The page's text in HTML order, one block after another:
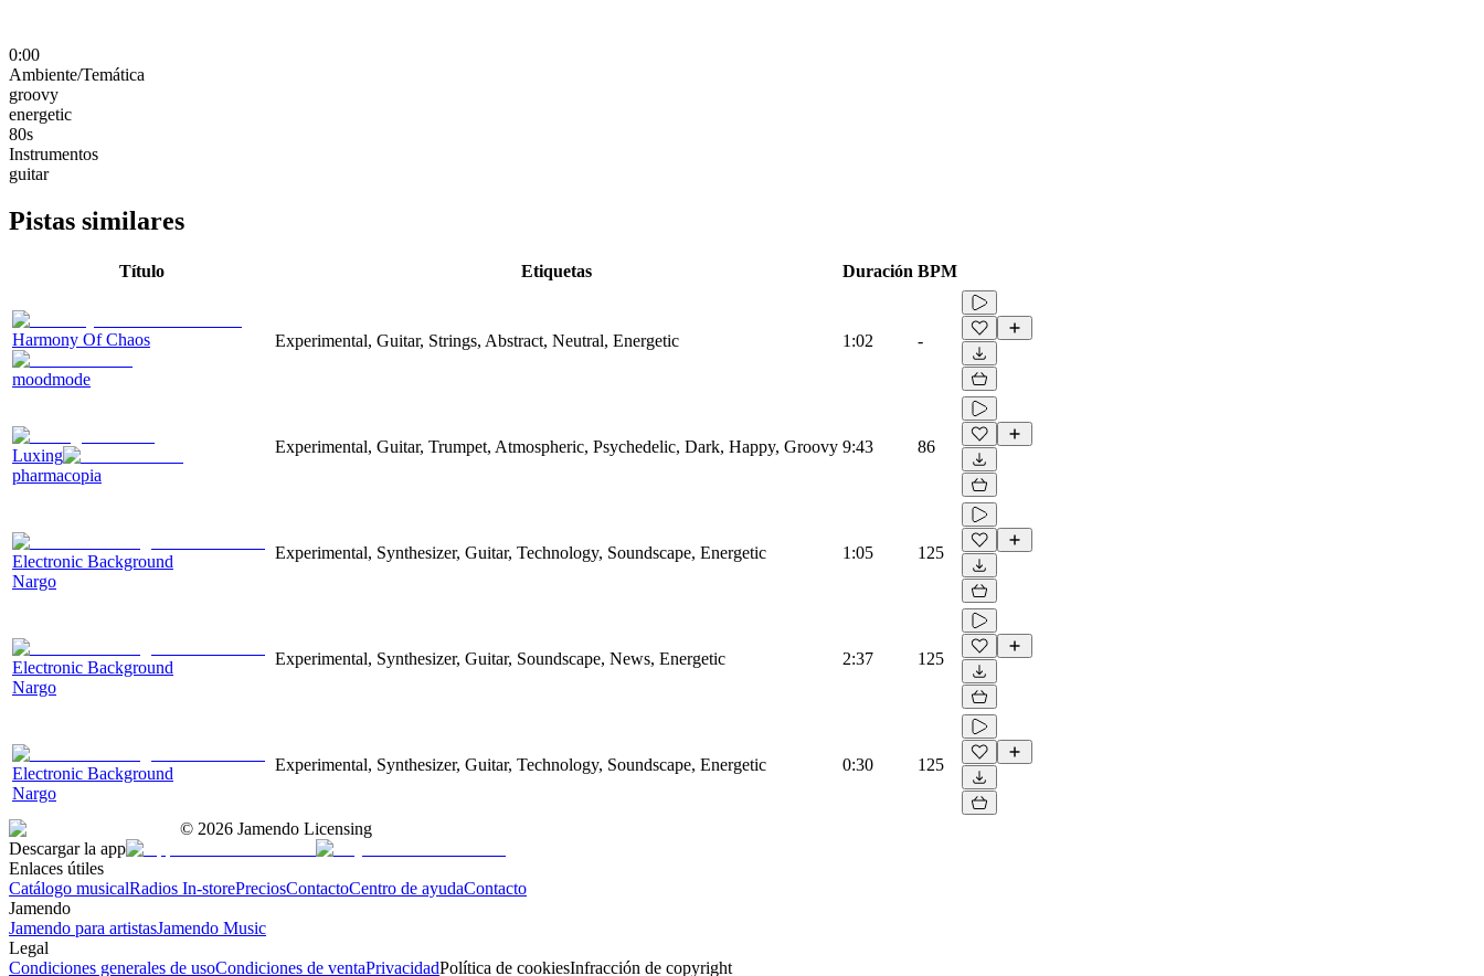
0:00
Ambiente/Temática
groovy
energetic
80s
Instrumentos
guitar
Pistas similares
Título Etiquetas Duración BPM
Harmony Of Chaos
moodmode
Experimental, Guitar, Strings, Abstract, Neutral, Energetic 1:02 -
Luxing
pharmacopia
Experimental, Guitar, Trumpet, Atmospheric, Psychedelic, Dark, Happy, Groovy 9:43 86
Electronic Background
Nargo
Experimental, Synthesizer, Guitar, Technology, Soundscape, Energetic 1:05 125
Electronic Background
Nargo
Experimental, Synthesizer, Guitar, Soundscape, News, Energetic 2:37 125
Electronic Background
Nargo
Experimental, Synthesizer, Guitar, Technology, Soundscape, Energetic 0:30 125
© 2026 Jamendo Licensing
Descargar la app
Enlaces útiles
Catálogo musicalRadios In-storePreciosContactoCentro de ayudaContacto
Jamendo
Jamendo para artistasJamendo Music
Legal
Condiciones generales de usoCondiciones de ventaPrivacidadPolítica de cookiesInfracción de copyright